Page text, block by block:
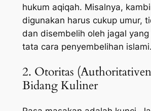
hukum aqiqah. Misalnya,
digunakan harus cukup umur,
dan disembelih oleh jagal yang
tata cara penyembelihan islami.
2. Otoritas
Bidang Kuliner